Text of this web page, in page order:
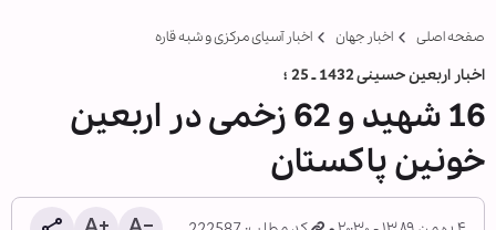
صفحه اصلی اخبار جهان اخبار آسیای مرکزی و شبه قاره
اخبار اربعین حسینی 1432 ـ 25 ؛
16 شهید و 62 زخمی در اربعین
خونین پاکستان